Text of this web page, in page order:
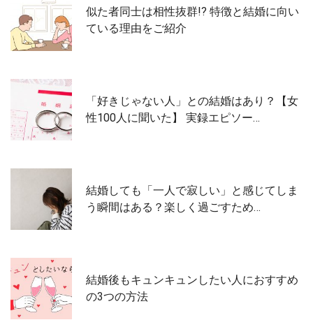
似た者同士は相性抜群!? 特徴と結婚に向い
ている理由をご紹介
「好きじゃない人」との結婚はあり？【女
性100人に聞いた】 実録エピソー…
結婚しても「一人で寂しい」と感じてしま
う瞬間はある？楽しく過ごすため…
結婚後もキュンキュンしたい人におすすめ
の3つの方法